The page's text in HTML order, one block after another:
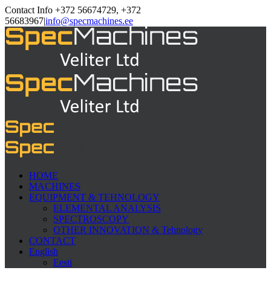
Contact Info +372 56674729, +372
56683967|info@specmachines.ee
HOME
MACHINES
EQUIPMENT & TEHNOLOGY
ELEMENTAL ANALYSIS
SPECTROSCOPY
OTHER INNOVATION & Tehnology
CONTACT
English
Eesti